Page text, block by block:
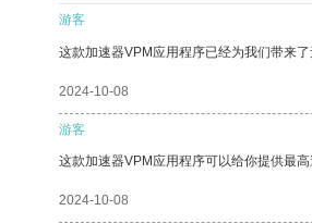
游客
这款加速器VPM应用程序已经为我们带来了
2024-10-08
游客
这款加速器VPM应用程序可以给你提供最
2024-10-08